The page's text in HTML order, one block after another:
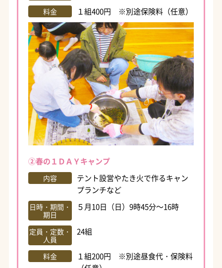
料金 １組400円 ※別途保険料（任意）
②春の１ＤＡＹキャンプ
内容
テント設営やたき火で作るキャン
プランチなど
日時・期間・
期日
５月10日（日）9時45分～16時
定員・定数・
人員
24組
料金
１組200円 ※別途昼食代・保険料